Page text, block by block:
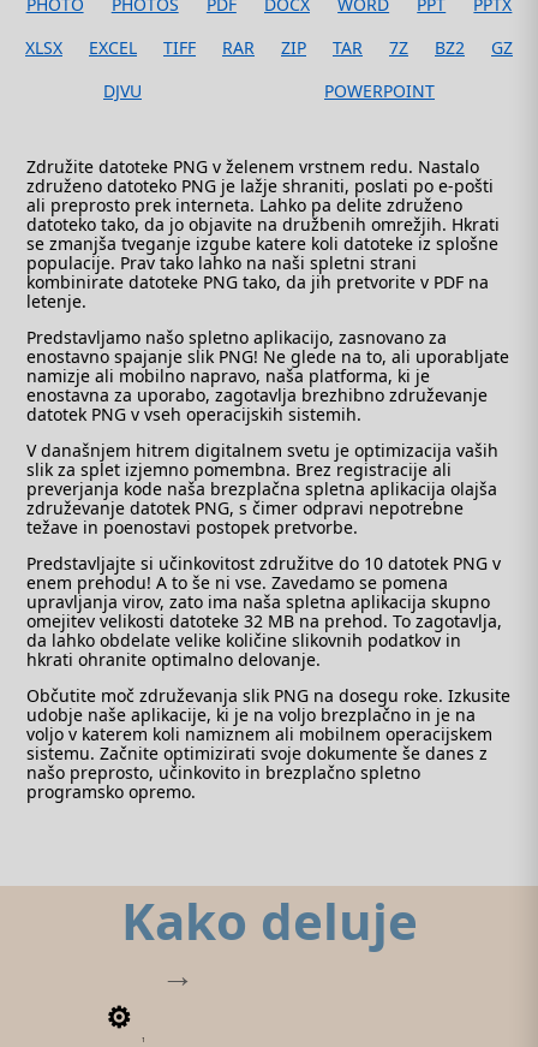
XLSX
EXCEL TIFF RAR ZIP TAR 7Z BZ2
GZ
DJVU
POWERPOINT
Združite datoteke PNG v želenem vrstnem redu. Nastalo
združeno datoteko PNG je lažje shraniti, poslati po e-pošti
ali preprosto prek interneta. Lahko pa delite združeno
datoteko tako, da jo objavite na družbenih omrežjih. Hkrati
se zmanjša tveganje izgube katere koli datoteke iz splošne
populacije. Prav tako lahko na naši spletni strani
kombinirate datoteke PNG tako, da jih pretvorite v PDF na
letenje.
Predstavljamo našo spletno aplikacijo, zasnovano za
enostavno spajanje slik PNG! Ne glede na to, ali uporabljate
namizje ali mobilno napravo, naša platforma, ki je
enostavna za uporabo, zagotavlja brezhibno združevanje
datotek PNG v vseh operacijskih sistemih.
V današnjem hitrem digitalnem svetu je optimizacija vaših
slik za splet izjemno pomembna. Brez registracije ali
preverjanja kode naša brezplačna spletna aplikacija olajša
združevanje datotek PNG, s čimer odpravi nepotrebne
težave in poenostavi postopek pretvorbe.
Predstavljajte si učinkovitost združitve do 10 datotek PNG v
enem prehodu! A to še ni vse. Zavedamo se pomena
upravljanja virov, zato ima naša spletna aplikacija skupno
omejitev velikosti datoteke 32 MB na prehod. To zagotavlja,
da lahko obdelate velike količine slikovnih podatkov in
hkrati ohranite optimalno delovanje.
Občutite moč združevanja slik PNG na dosegu roke. Izkusite
udobje naše aplikacije, ki je na voljo brezplačno in je na
voljo v katerem koli namiznem ali mobilnem operacijskem
sistemu. Začnite optimizirati svoje dokumente še danes z
našo preprosto, učinkovito in brezplačno spletno
programsko opremo.
Kako deluje
1